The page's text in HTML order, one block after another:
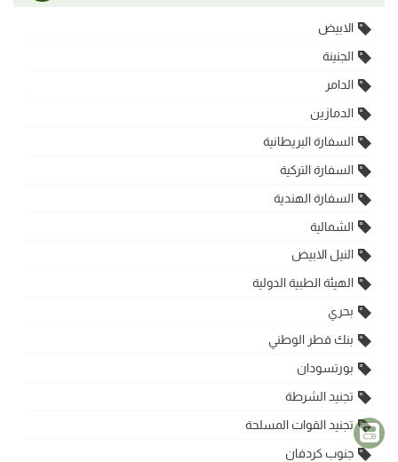
الابيض
الجنينة
الدامر
الدمازين
السفارة البريطانية
السفارة التركية
السفارة الهندية
الشمالية
النيل الابيض
الهيئة الطبية الدولية
بحري
بنك قطر الوطني
بورتسودان
تجنيد الشرطة
تجنيد القوات المسلحة
جنوب كردفان